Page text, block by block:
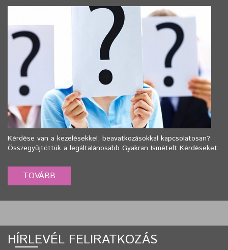
Kérdése van a kezelésekkel, beavatkozásokkal kapcsolatosan?
Összegyűjtöttük a legáltalánosabb Gyakran Ismételt Kérdéseket.
HÍRLEVÉL FELIRATKOZÁS